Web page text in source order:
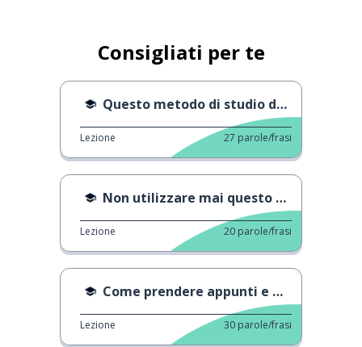
Consigliati per te
Questo metodo di studio dovrebbe finire
Lezione 27 parole/frasi
Non utilizzare mai questo metodo di studio!
Lezione 20 parole/frasi
Come prendere appunti e memorizzarli
Lezione 30 parole/frasi